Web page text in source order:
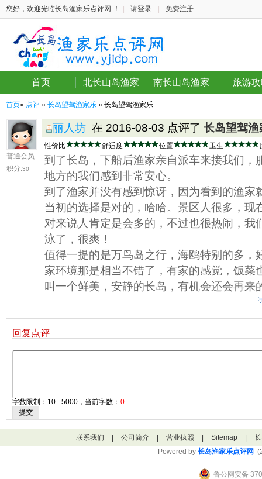
您好，欢迎光临长岛渔家乐点评网 ！ 请登录 免费注册
首页 北长山岛渔家 南长山岛渔家 旅游
首页» 点评 » 长岛望驾渔家乐 » 长岛望驾渔家乐
普通会员
积分:30
丽人坊 在 2016-08-03 点评了 长岛望驾渔
性价比 舒适度 位置 卫生
到了长岛，下船后渔家亲自派车来接我们，
地方的我们感到非常安心。
到了渔家并没有感到惊讶，因为看到的渔家
当初的选择是对的，哈哈。景区人很多，现
对来说人肯定是会多的，不过也很热闹，我
泳了，很爽！
值得一提的是万鸟岛之行，海鸥特别的多，
家环境那是相当不错了，有家的感觉，饭菜
叫一个鲜美，安静的长岛，有机会还会再来
回复点评
字数限制：10 - 5000，当前字数： 0
提交
联系我们 公司简介 营业执照 Sitemap
Powered by 长岛渔家乐点评网
鲁公网安备